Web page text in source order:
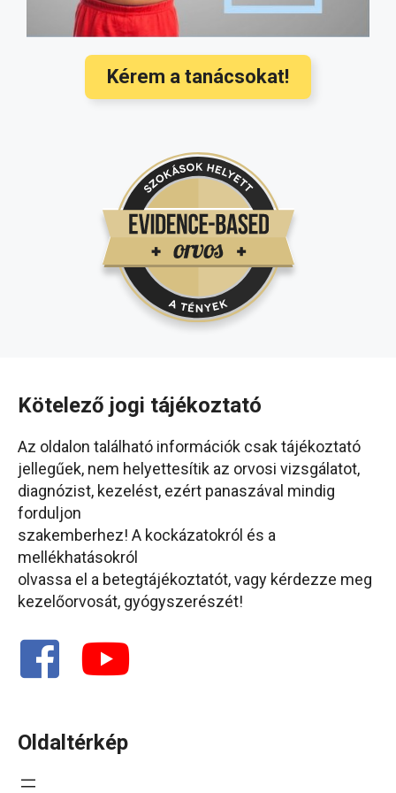
megelőzése a legújabb nemzetközi
ajánlások alapján
Kérem a tanácsokat!
Kötelező jogi tájékoztató
Az oldalon található információk csak tájékoztató
jellegűek, nem helyettesítik az orvosi vizsgálatot,
diagnózist, kezelést, ezért panaszával mindig
forduljon
szakemberhez! A kockázatokról és a
mellékhatásokról
olvassa el a betegtájékoztatót, vagy kérdezze meg
kezelőorvosát, gyógyszerészét!
Oldaltérkép